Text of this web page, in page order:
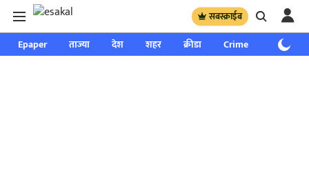
सबस्क्राईब
Epaper ताज्या देश शहर क्रीडा Crime साप्ताहिक